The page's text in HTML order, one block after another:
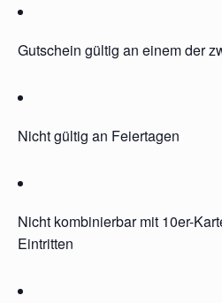
Gutschein gültig an einem der
Nicht gültig an Feiertagen
Nicht kombinierbar mit 10er-
Eintritten